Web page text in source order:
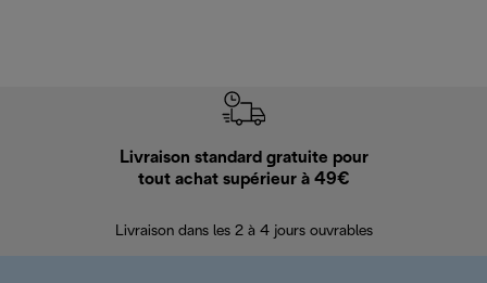
Livraison standard gratuite pour
tout achat supérieur à 49€
Livraison dans les 2 à 4 jours ouvrables